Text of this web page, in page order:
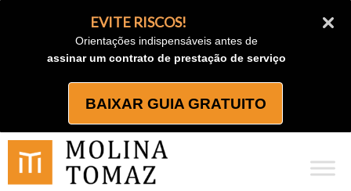
EVITE RISCOS!
Orientações indispensáveis antes de
assinar um contrato de prestação de serviço
BAIXAR GUIA GRATUITO